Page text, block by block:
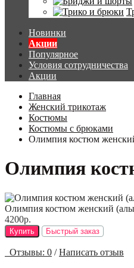
Новинки
Акции
Популярное
Условия сотрудничества
Акции
Главная
Женский трикотаж
Костюмы
Костюмы с брюками
Олимпия костюм
Олимпия
Олимпия костюм женский
4200р.
Купить Быстрый заказ
Отзывы: 0 / Написать отзыв